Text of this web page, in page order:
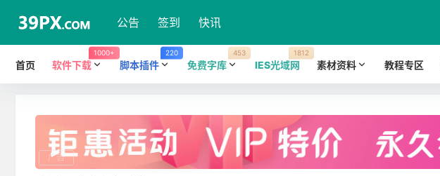
公告 签到 快讯
首页 软件下载
1000+
脚本插件
220
免费字库
453
IES光域网
1812
素材资料 教程专区
广告